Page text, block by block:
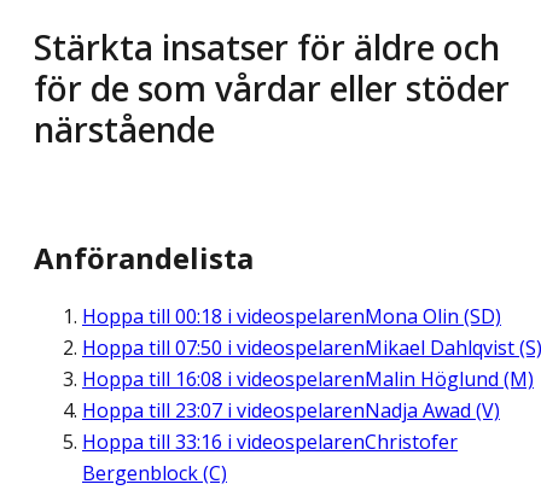
Stärkta insatser för äldre och
för de som vårdar eller stöder
närstående
Anförandelista
Hoppa till 00:18 i videospelarenMona Olin (SD)
Hoppa till 07:50 i videospelarenMikael Dahlqvist (S)
Hoppa till 16:08 i videospelarenMalin Höglund (M)
Hoppa till 23:07 i videospelarenNadja Awad (V)
Hoppa till 33:16 i videospelarenChristofer
Bergenblock (C)